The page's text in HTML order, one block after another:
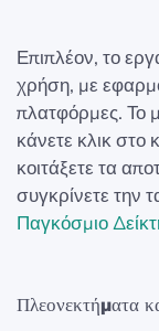
Επιπλέον, το
χρήση, με
πλατφόρμες. Το
κάνετε κλικ στο
κοιτάξετε τα
συγκρίνετε την
Παγκόσμιο
Πλεονεκτήματα